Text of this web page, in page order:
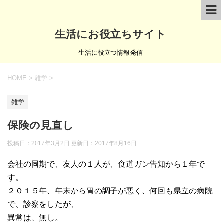
生活にお役立ちサイト
生活に役立つ情報発信
HOME > 雑学 >
雑学
保険の見直し
投稿日：2017年3月2日 更新日： 2017年8月16日
会社の同期で、友人の１人が、食道ガン告知から１年で
す。
２０１５年、年末から胃の調子が悪く、何回も県立の病院
で、診察をしたが、
異常は、無し。